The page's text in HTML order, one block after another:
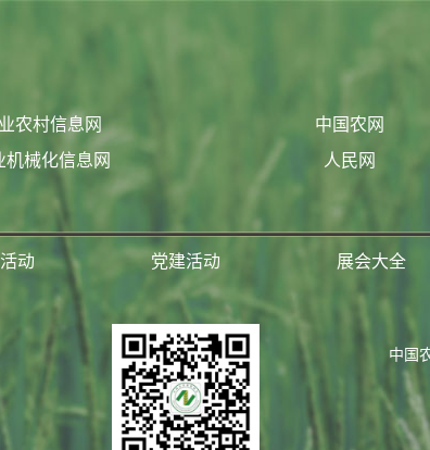
农村信息网
机械化信息网
中国农网
人民网
动 党建活动 展会大全
中国